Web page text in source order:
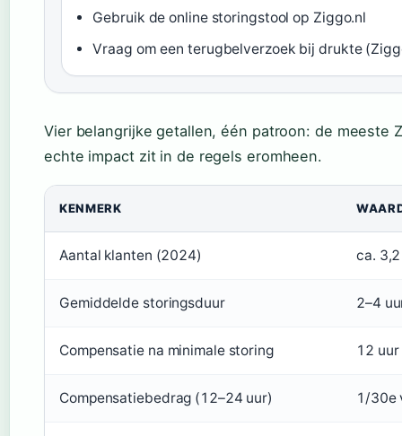
Gebruik de online storingstool op Ziggo.nl
Vraag om een terugbelverzoek bij drukte
Vier belangrijke getallen, één patroon: de meeste
echte impact zit in de regels eromheen.
KENMERK
Aantal klanten (2024) ca.
Gemiddelde storingsduur 2–4
Compensatie na minimale storing 12 uur
Compensatiebedrag (12–24 uur) 1/30e